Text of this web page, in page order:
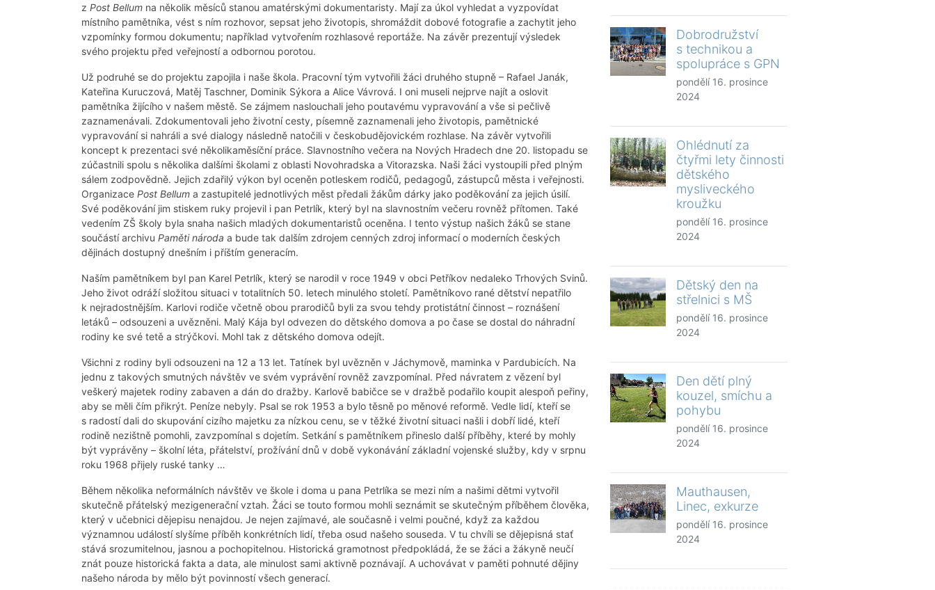
z Post Bellum na několik měsíců stanou amatérskými dokumentaristy. Mají za úkol vyhledat a vyzpovídat
místního pamětníka, vést s ním rozhovor, sepsat jeho životopis, shromáždit dobové fotografie a zachytit jeho
vzpomínky formou dokumentu; například vytvořením rozhlasové reportáže. Na závěr prezentují výsledek
svého projektu před veřejností a odbornou porotou.
Už podruhé se do projektu zapojila i naše škola. Pracovní tým vytvořili žáci druhého stupně – Rafael Janák,
Kateřina Kuruczová, Matěj Taschner, Dominik Sýkora a Alice Vávrová. I oni museli nejprve najít a oslovit
pamětníka žijícího v našem městě. Se zájmem naslouchali jeho poutavému vypravování a vše si pečlivě
zaznamenávali. Zdokumentovali jeho životní cesty, písemně zaznamenali jeho životopis, pamětnické
vypravování si nahráli a své dialogy následně natočili v českobudějovickém rozhlase. Na závěr vytvořili
koncept k prezentaci své několikaměsíční práce. Slavnostního večera na Nových Hradech dne 20. listopadu se
zúčastnili spolu s několika dalšími školami z oblasti Novohradska a Vitorazska. Naši žáci vystoupili před plným
sálem zodpovědně. Jejich zdařilý výkon byl oceněn potleskem rodičů, pedagogů, zástupců města i veřejnosti.
Organizace Post Bellum a zastupitelé jednotlivých měst předali žákům dárky jako poděkování za jejich úsilí.
Své poděkování jim stiskem ruky projevil i pan Petrlík, který byl na slavnostním večeru rovněž přítomen. Také
vedením ZŠ školy byla snaha našich mladých dokumentaristů oceněna. I tento výstup našich žáků se stane
součástí archivu Paměti národa a bude tak dalším zdrojem cenných zdroj informací o moderních českých
dějinách dostupný dnešním i příštím generacím.
Naším pamětníkem byl pan Karel Petrlík, který se narodil v roce 1949 v obci Petříkov nedaleko Trhových Svinů.
Jeho život odráží složitou situaci v totalitních 50. letech minulého století. Pamětníkovo rané dětství nepatřilo
k nejradostnějším. Karlovi rodiče včetně obou prarodičů byli za svou tehdy protistátní činnost – roznášení
letáků – odsouzeni a uvězněni. Malý Kája byl odvezen do dětského domova a po čase se dostal do náhradní
rodiny ke své tetě a strýčkovi. Mohl tak z dětského domova odejít.
Všichni z rodiny byli odsouzeni na 12 a 13 let. Tatínek byl uvězněn v Jáchymově, maminka v Pardubicích. Na
jednu z takových smutných návštěv ve svém vyprávění rovněž zavzpomínal. Před návratem z vězení byl
veškerý majetek rodiny zabaven a dán do dražby. Karlově babičce se v dražbě podařilo koupit alespoň peřiny,
aby se měli čím přikrýt. Peníze nebyly. Psal se rok 1953 a bylo těsně po měnové reformě. Vedle lidí, kteří se
s radostí dali do skupování cizího majetku za nízkou cenu, se v těžké životní situaci našli i dobří lidé, kteří
rodině nezištně pomohli, zavzpomínal s dojetím. Setkání s pamětníkem přineslo další příběhy, které by mohly
být vyprávěny – školní léta, přátelství, prožívání dnů v době vykonávání základní vojenské služby, kdy v srpnu
roku 1968 přijely ruské tanky …
Během několika neformálních návštěv ve škole i doma u pana Petrlíka se mezi ním a našimi dětmi vytvořil
skutečně přátelský mezigenerační vztah. Žáci se touto formou mohli seznámit se skutečným příběhem člověka,
který v učebnici dějepisu nenajdou. Je nejen zajímavé, ale současně i velmi poučné, když za každou
významnou událostí slyšíme příběh konkrétních lidí, třeba osud našeho souseda. V tu chvíli se dějepisná stať
stává srozumitelnou, jasnou a pochopitelnou. Historická gramotnost předpokládá, že se žáci a žákyně neučí
znát pouze historická fakta a data, ale minulost sami aktivně poznávají. A uchovávat v paměti pohnuté dějiny
našeho národa by mělo být povinností všech generací.
Dobrodružství
s technikou a
spolupráce s GPN
pondělí 16. prosince
2024
Ohlédnutí za
čtyřmi lety činnosti
dětského
mysliveckého
kroužku
pondělí 16. prosince
2024
Dětský den na
střelnici s MŠ
pondělí 16. prosince
2024
Den dětí plný
kouzel, smíchu a
pohybu
pondělí 16. prosince
2024
Mauthausen,
Linec, exkurze
pondělí 16. prosince
2024